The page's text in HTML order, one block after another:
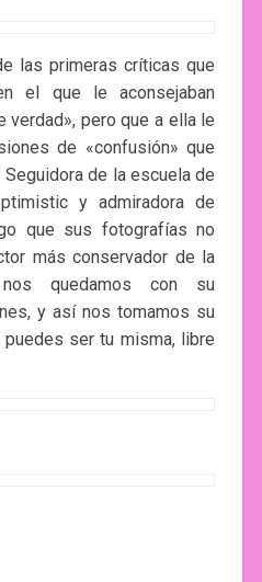
las primeras críticas que
el que le aconsejaban
verdad», pero que a ella le
de «confusión» que
de la escuela de
y admiradora de
que sus fotografías no
más conservador de la
quedamos con su
y así nos tomamos su
ser tu misma, libre